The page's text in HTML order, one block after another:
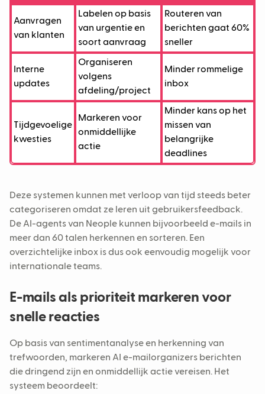
Aanvragen
van klanten
Labelen op basis
van urgentie en
soort aanvraag
Routeren van
berichten gaat 60%
sneller
Interne
updates
Organiseren
volgens
afdeling/project
Minder rommelige
inbox
Tijdgevoelige
kwesties
Markeren voor
onmiddellijke
actie
Minder kans op het
missen van
belangrijke
deadlines
Deze systemen kunnen met verloop van tijd steeds beter
categoriseren omdat ze leren uit gebruikersfeedback.
De AI-agents van Neople kunnen bijvoorbeeld e-mails in
meer dan 60 talen herkennen en sorteren. Een
overzichtelijke inbox is dus ook eenvoudig mogelijk voor
internationale teams.
E-mails als prioriteit markeren voor
snelle reacties
Op basis van sentimentanalyse en herkenning van
trefwoorden, markeren AI e-mailorganizers berichten
die dringend zijn en onmiddellijk actie vereisen. Het
systeem beoordeelt: